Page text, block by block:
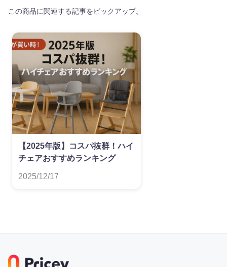
この商品に関連する記事をピックアップ。
【2025年版】コスパ抜群！ハイ
チェアおすすめランキング
2025/12/17